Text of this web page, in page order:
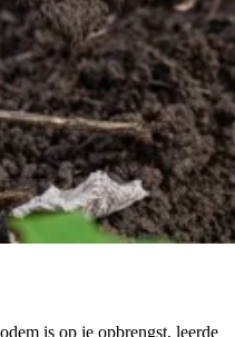
is op je opbrengst, leerde